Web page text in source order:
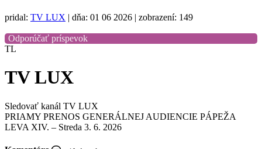
pridal: TV LUX | dňa: 01 06 2026 | zobrazení: 149
Odporúčať príspevok
TL
TV LUX
Sledovať kanál TV LUX
PRIAMY PRENOS GENERÁLNEJ AUDIENCIE PÁPEŽA
LEVA XIV. – Streda 3. 6. 2026